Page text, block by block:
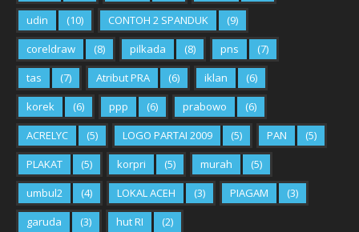
udin
(10) CONTOH 2 SPANDUK
(9)
coreldraw
(8) pilkada (8) pns
(7)
tas
(7) Atribut PRA (6) iklan
(6)
korek
(6) ppp (6) prabowo
(6)
ACRELYC
(5) LOGO PARTAI 2009 (5) PAN
(5)
PLAKAT
(5) korpri (5) murah
(5)
umbul2
(4) LOKAL ACEH (3) PIAGAM
(3)
garuda
(3) hut RI (2)